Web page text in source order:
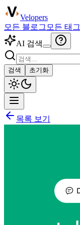
Velopers
모든 블로그 모든 태그
AI 검색
검색 초기화
목록 보기